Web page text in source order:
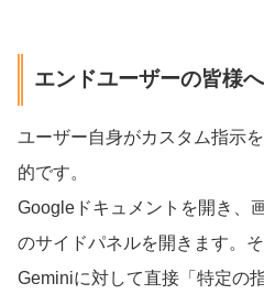
エンドユーザーの皆様へ
ユーザー自身がカスタム指示
的です。
Googleドキュメントを開き、
のサイドパネルを開きます。
Geminiに対して直接「特定の